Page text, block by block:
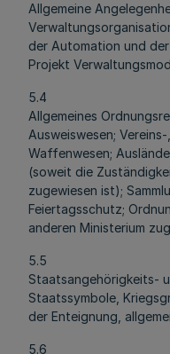
Allgemeine
der Automation und
Projekt
5.4
Allgemeines
Ausweiswesen;
Waffenwesen;
(soweit die
zugewiesen ist);
Feiertagsschutz;
anderen Ministerium
5.5
Staatsangehörigkeits-
Staatssymbole,
der Enteignung,
5.6